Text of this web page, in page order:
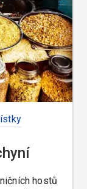
hostů